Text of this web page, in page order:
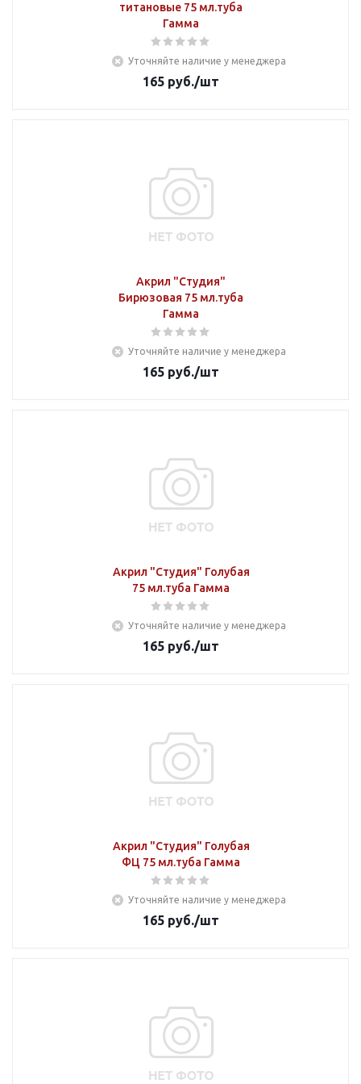
титановые 75 мл.туба
Гамма
Уточняйте наличие у менеджера
165 руб./шт
Акрил "Студия"
Бирюзовая 75 мл.туба
Гамма
Уточняйте наличие у менеджера
165 руб./шт
Акрил "Студия" Голубая
75 мл.туба Гамма
Уточняйте наличие у менеджера
165 руб./шт
Акрил "Студия" Голубая
ФЦ 75 мл.туба Гамма
Уточняйте наличие у менеджера
165 руб./шт